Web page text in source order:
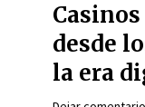
desde
la era